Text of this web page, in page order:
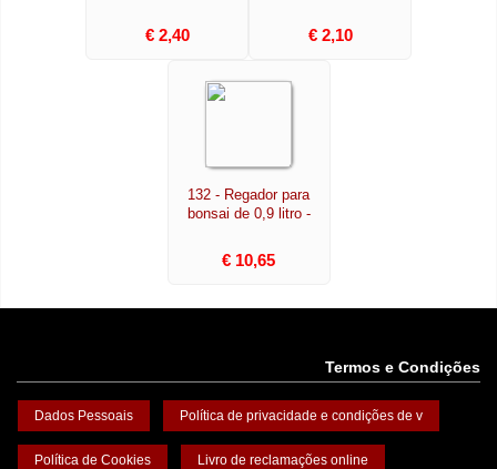
€ 2,40 € 2,10
132 - Regador para
bonsai de 0,9 litro -
€ 10,65
Termos e Condições
Dados Pessoais Política de privacidade e condições de v
Política de Cookies Livro de reclamações online